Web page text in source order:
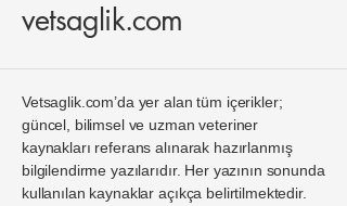
vetsaglik.com
Vetsaglik.com’da yer alan tüm içerikler;
güncel, bilimsel ve uzman veteriner
kaynakları referans alınarak hazırlanmış
bilgilendirme yazılarıdır. Her yazının sonunda
kullanılan kaynaklar açıkça belirtilmektedir.